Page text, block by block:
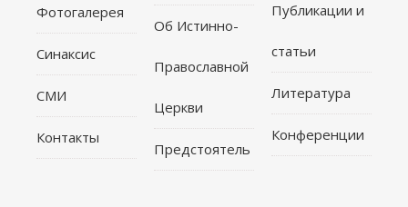
Фотогалерея
Синаксис
СМИ
Контакты
Об Истинно-
Православной
Церкви
Предстоятель
Публикации и
статьи
Литература
Конференции